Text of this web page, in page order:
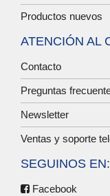
Productos nuevos
ATENCIÓN AL
Contacto
Preguntas
Newsletter
Ventas y soporte
SEGUINOS EN:
Facebook